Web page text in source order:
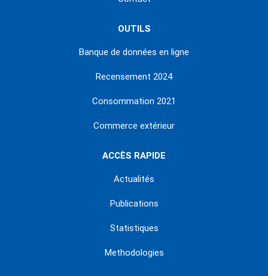
OUTILS
Banque de données en ligne
Recensement 2024
Consommation 2021
Commerce extérieur
ACCÈS RAPIDE
Actualités
Publications
Statistiques
Methodologies